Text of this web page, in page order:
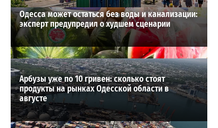
Одесса может остаться без воды и канализации:
эксперт предупредил о худшем сценарии
Арбузы уже по 10 гривен: сколько стоят
продукты на рынках Одесской области в
августе